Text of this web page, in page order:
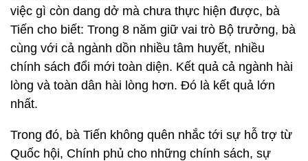
việc gì còn dang dở mà chưa thực hiện được, bà
Tiến cho biết: Trong 8 năm giữ vai trò Bộ trưởng, bà
cùng với cả ngành dồn nhiều tâm huyết, nhiều
chính sách đổi mới toàn diện. Kết quả cả ngành hài
lòng và toàn dân hài lòng hơn. Đó là kết quả lớn
nhất.
Trong đó, bà Tiến không quên nhắc tới sự hỗ trợ từ
Quốc hội, Chính phủ cho những chính sách, sự